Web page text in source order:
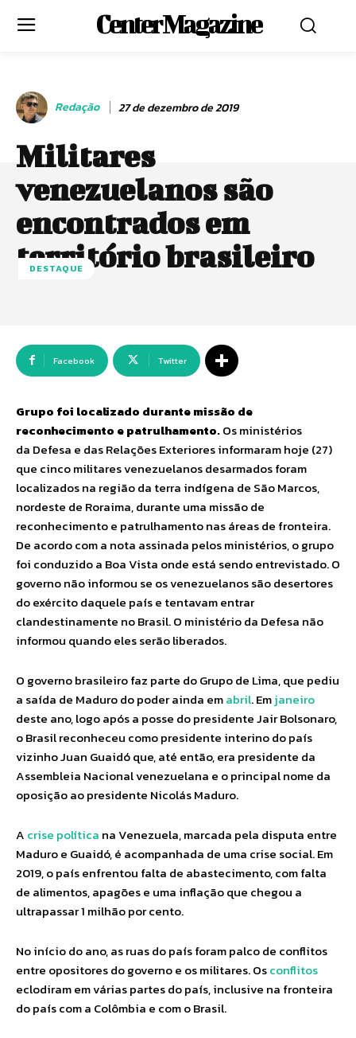
Center Magazine
Redação 27 de dezembro de 2019
Militares
venezuelanos são
encontrados em
território brasileiro
DESTAQUE
Facebook Twitter
Grupo foi localizado durante missão de
reconhecimento e patrulhamento.Os ministérios
da Defesa e das Relações Exteriores informaram hoje (27)
que cinco militares venezuelanos desarmados foram
localizados na região da terra indígena de São Marcos,
nordeste de Roraima, durante uma missão de
reconhecimento e patrulhamento nas áreas de fronteira.
De acordo com a nota assinada pelos ministérios, o grupo
foi conduzido a Boa Vista onde está sendo entrevistado. O
governo não informou se os venezuelanos são desertores
do exército daquele país e tentavam entrar
clandestinamente no Brasil. O ministério da Defesa não
informou quando eles serão liberados.
O governo brasileiro faz parte do Grupo de Lima, que pediu
a saída de Maduro do poder ainda emabril. Emjaneiro
deste ano, logo após a posse do presidente Jair Bolsonaro,
o Brasil reconheceu como presidente interino do país
vizinho Juan Guaidó que, até então, era presidente da
Assembleia Nacional venezuelana e o principal nome da
oposição ao presidente Nicolás Maduro.
A crise política na Venezuela, marcada pela disputa entre
Maduro e Guaidó, é acompanhada de uma crise social. Em
2019, o país enfrentou falta de abastecimento, com falta
de alimentos, apagões e uma inflação que chegou a
ultrapassar 1 milhão por cento.
No início do ano, as ruas do país foram palco de conflitos
entre opositores do governo e os militares. Osconflitos
eclodiram em várias partes do país, inclusive na fronteira
do país com a Colômbia e com o Brasil.